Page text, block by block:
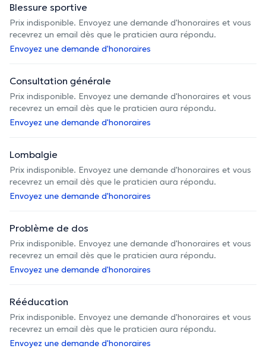
Blessure sportive
Prix indisponible. Envoyez une demande d'honoraires et vous
recevrez un email dès que le praticien aura répondu.
Envoyez une demande d'honoraires
Consultation générale
Prix indisponible. Envoyez une demande d'honoraires et vous
recevrez un email dès que le praticien aura répondu.
Envoyez une demande d'honoraires
Lombalgie
Prix indisponible. Envoyez une demande d'honoraires et vous
recevrez un email dès que le praticien aura répondu.
Envoyez une demande d'honoraires
Problème de dos
Prix indisponible. Envoyez une demande d'honoraires et vous
recevrez un email dès que le praticien aura répondu.
Envoyez une demande d'honoraires
Rééducation
Prix indisponible. Envoyez une demande d'honoraires et vous
recevrez un email dès que le praticien aura répondu.
Envoyez une demande d'honoraires